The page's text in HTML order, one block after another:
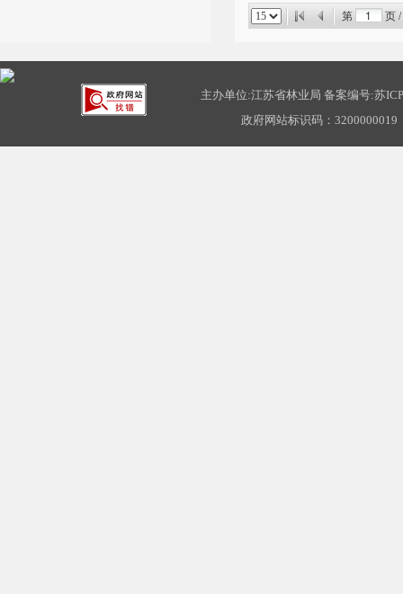
第 页
主办单位:江苏省林业局 备案编号:苏
政府网站标识码：3200000019